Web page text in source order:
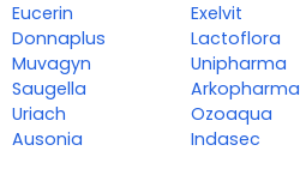
Eucerin
Donnaplus
Muvagyn
Saugella
Uriach
Ausonia
Exelvit
Lactoflora
Unipharma
Arkopharma
Ozoaqua
Indasec